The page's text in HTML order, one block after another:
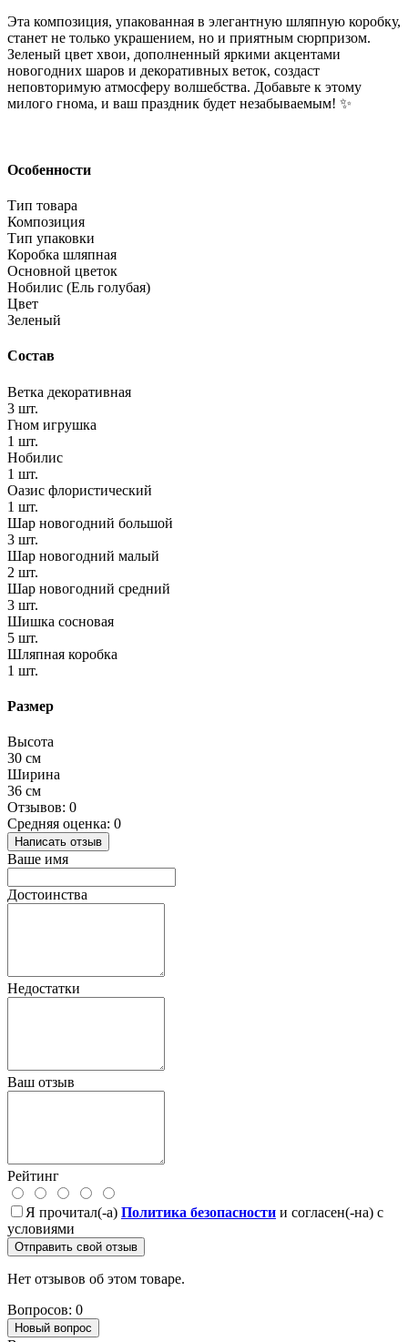
Эта композиция, упакованная в элегантную шляпную коробку,
станет не только украшением, но и приятным сюрпризом.
Зеленый цвет хвои, дополненный яркими акцентами
новогодних шаров и декоративных веток, создаст
неповторимую атмосферу волшебства. Добавьте к этому
милого гнома, и ваш праздник будет незабываемым! ✨
Особенности
Тип товара
Композиция
Тип упаковки
Коробка шляпная
Основной цветок
Нобилис (Ель голубая)
Цвет
Зеленый
Состав
Ветка декоративная
3 шт.
Гном игрушка
1 шт.
Нобилис
1 шт.
Оазис флористический
1 шт.
Шар новогодний большой
3 шт.
Шар новогодний малый
2 шт.
Шар новогодний средний
3 шт.
Шишка сосновая
5 шт.
Шляпная коробка
1 шт.
Размер
Высота
30 см
Ширина
36 см
Отзывов: 0
Средняя оценка: 0
Написать отзыв
Ваше имя
Достоинства
Недостатки
Ваш отзыв
Рейтинг
Я прочитал(-а) Политика безопасности и согласен(-на) с
условиями
Отправить свой отзыв
Нет отзывов об этом товаре.
Вопросов: 0
Новый вопрос